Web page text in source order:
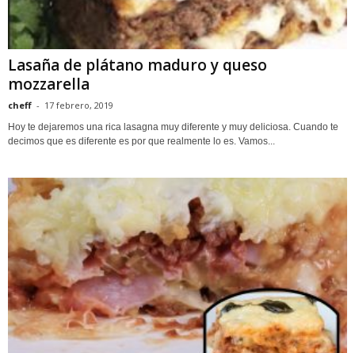
Lasaña de plátano maduro y queso
mozzarella
cheff - 17 febrero, 2019
Hoy te dejaremos una rica lasagna muy diferente y muy deliciosa. Cuando te
decimos que es diferente es por que realmente lo es. Vamos...